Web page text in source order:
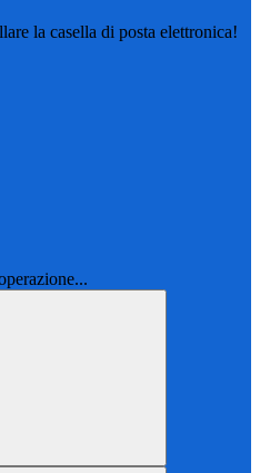
la casella di posta elettronica!